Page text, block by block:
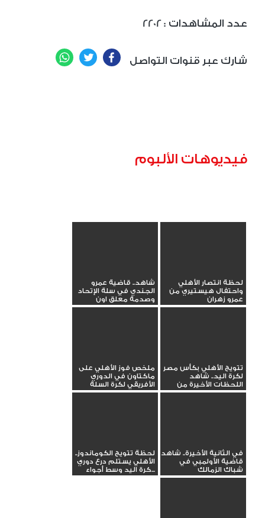
2202 : عدد المشاهدات
شارك عبر قنوات التواصل Facebook
Twitter
فيديوهات الألبوم
لحظة انتصار الأهلي
واحتفال هيستيري من
عمرو زهران
شاهد.. قاضية عمرو
الجندي في سلة الإتحاد
وصدمة معلق اون
تتويج الأهلي بكأس مصر
لكرة اليد.. شاهد
اللحظات الأخيرة من
النهائي ...
ملخص فوز الأهلي على
ماكتاون في الدوري
الأفريقي لكرة السلة
في الثانية الأخيرة.. شاهد
قاضية الأولمبي في
شباك الزمالك
لحظة تتويج الكوماندوز..
الأهلي يستلم درع دوري
كرة اليد وسط أجواء...